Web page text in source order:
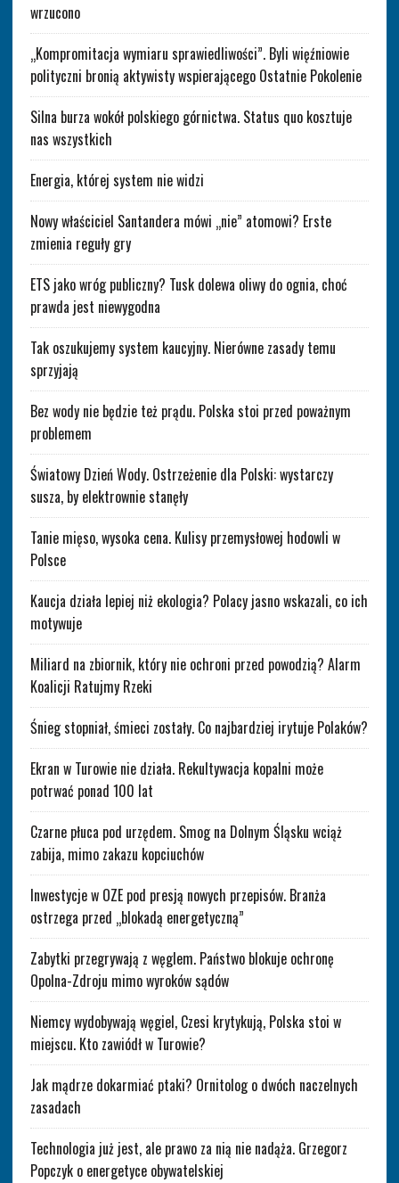
wrzucono
„Kompromitacja wymiaru sprawiedliwości”. Byli więźniowie
polityczni bronią aktywisty wspierającego Ostatnie Pokolenie
Silna burza wokół polskiego górnictwa. Status quo kosztuje
nas wszystkich
Energia, której system nie widzi
Nowy właściciel Santandera mówi „nie” atomowi? Erste
zmienia reguły gry
ETS jako wróg publiczny? Tusk dolewa oliwy do ognia, choć
prawda jest niewygodna
Tak oszukujemy system kaucyjny. Nierówne zasady temu
sprzyjają
Bez wody nie będzie też prądu. Polska stoi przed poważnym
problemem
Światowy Dzień Wody. Ostrzeżenie dla Polski: wystarczy
susza, by elektrownie stanęły
Tanie mięso, wysoka cena. Kulisy przemysłowej hodowli w
Polsce
Kaucja działa lepiej niż ekologia? Polacy jasno wskazali, co ich
motywuje
Miliard na zbiornik, który nie ochroni przed powodzią? Alarm
Koalicji Ratujmy Rzeki
Śnieg stopniał, śmieci zostały. Co najbardziej irytuje Polaków?
Ekran w Turowie nie działa. Rekultywacja kopalni może
potrwać ponad 100 lat
Czarne płuca pod urzędem. Smog na Dolnym Śląsku wciąż
zabija, mimo zakazu kopciuchów
Inwestycje w OZE pod presją nowych przepisów. Branża
ostrzega przed „blokadą energetyczną”
Zabytki przegrywają z węglem. Państwo blokuje ochronę
Opolna-Zdroju mimo wyroków sądów
Niemcy wydobywają węgiel, Czesi krytykują, Polska stoi w
miejscu. Kto zawiódł w Turowie?
Jak mądrze dokarmiać ptaki? Ornitolog o dwóch naczelnych
zasadach
Technologia już jest, ale prawo za nią nie nadąża. Grzegorz
Popczyk o energetyce obywatelskiej